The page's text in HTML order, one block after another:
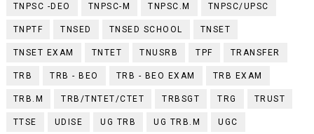
TNPSC -DEO TNPSC-M TNPSC.M TNPSC/UPSC
TNPTF TNSED TNSED SCHOOL TNSET
TNSET EXAM TNTET TNUSRB TPF TRANSFER
TRB TRB - BEO TRB - BEO EXAM TRB EXAM
TRB.M TRB/TNTET/CTET TRBSGT TRG TRUST
TTSE UDISE UG TRB UG TRB.M UGC